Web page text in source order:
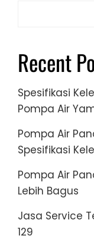
Recent
Spesifikasi
Pompa Air
Pompa Air
Spesifikasi
Pompa Air
Lebih Bagus
Jasa Service
129